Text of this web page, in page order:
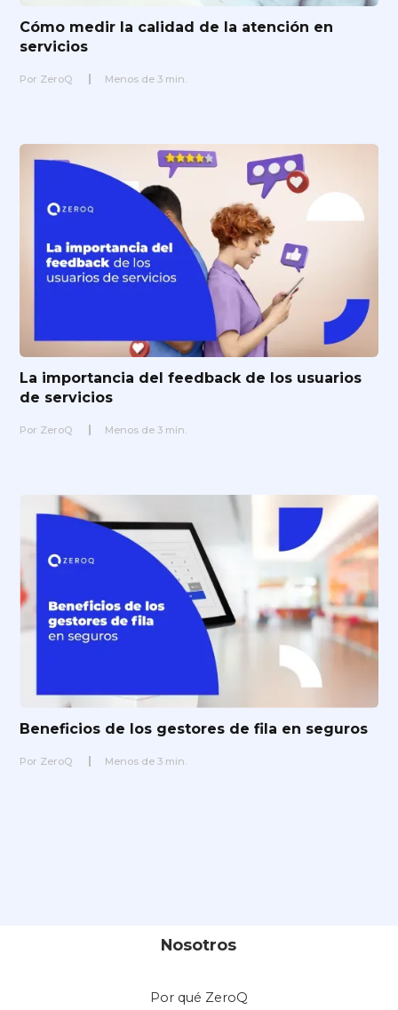
Cómo medir la calidad de la atención en
servicios
Por ZeroQ Menos de 3 min.
La importancia del feedback de los usuarios
de servicios
Por ZeroQ Menos de 3 min.
Beneficios de los gestores de fila en seguros
Por ZeroQ Menos de 3 min.
Nosotros
Por qué ZeroQ